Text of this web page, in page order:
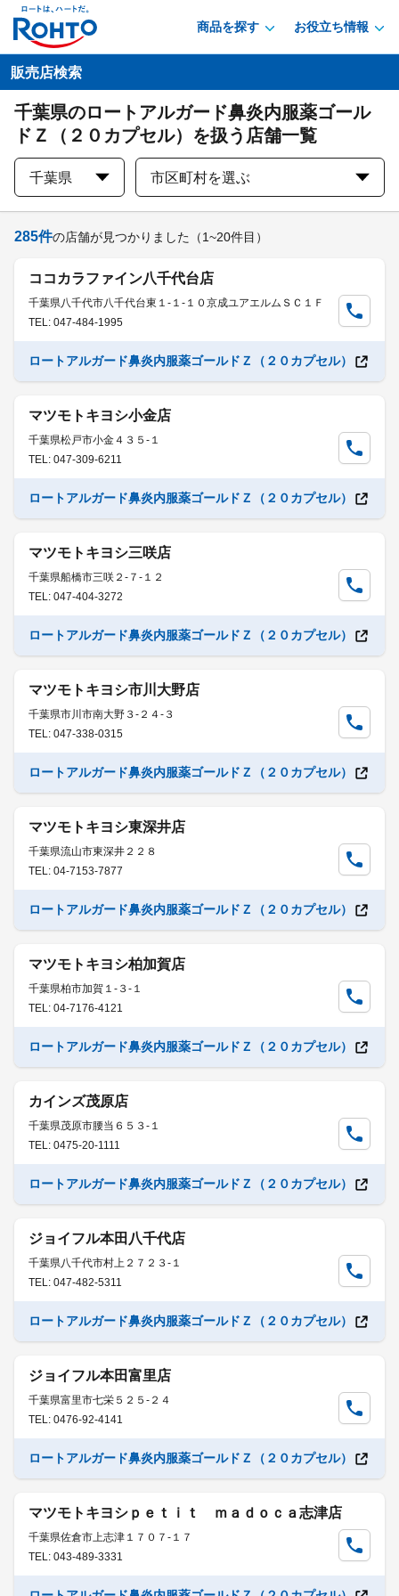
商品を探す お役立ち情報
販売店検索
千葉県のロートアルガード鼻炎内服薬ゴール
ドＺ（２０カプセル）を扱う店舗一覧
千葉県 市区町村を選ぶ
285件の店舗が見つかりました （1~20件目）
ココカラファイン八千代台店
千葉県八千代市八千代台東１-１-１０京成ユアエルムＳＣ１Ｆ
TEL: 047-484-1995
ロートアルガード鼻炎内服薬ゴールドＺ（２０カプセル）
マツモトキヨシ小金店
千葉県松戸市小金４３５-１
TEL: 047-309-6211
ロートアルガード鼻炎内服薬ゴールドＺ（２０カプセル）
マツモトキヨシ三咲店
千葉県船橋市三咲２-７-１２
TEL: 047-404-3272
ロートアルガード鼻炎内服薬ゴールドＺ（２０カプセル）
マツモトキヨシ市川大野店
千葉県市川市南大野３-２４-３
TEL: 047-338-0315
ロートアルガード鼻炎内服薬ゴールドＺ（２０カプセル）
マツモトキヨシ東深井店
千葉県流山市東深井２２８
TEL: 04-7153-7877
ロートアルガード鼻炎内服薬ゴールドＺ（２０カプセル）
マツモトキヨシ柏加賀店
千葉県柏市加賀１-３-１
TEL: 04-7176-4121
ロートアルガード鼻炎内服薬ゴールドＺ（２０カプセル）
カインズ茂原店
千葉県茂原市腰当６５３-１
TEL: 0475-20-1111
ロートアルガード鼻炎内服薬ゴールドＺ（２０カプセル）
ジョイフル本田八千代店
千葉県八千代市村上２７２３-１
TEL: 047-482-5311
ロートアルガード鼻炎内服薬ゴールドＺ（２０カプセル）
ジョイフル本田富里店
千葉県富里市七栄５２５-２４
TEL: 0476-92-4141
ロートアルガード鼻炎内服薬ゴールドＺ（２０カプセル）
マツモトキヨシｐｅｔｉｔ ｍａｄｏｃａ志津店
千葉県佐倉市上志津１７０７-１７
TEL: 043-489-3331